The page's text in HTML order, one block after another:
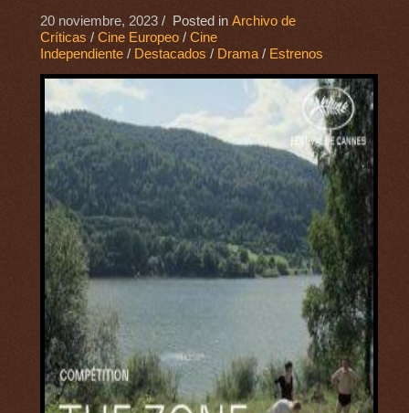
20 noviembre, 2023/ Posted in Archivo de
Críticas / Cine Europeo/ Cine
Independiente/ Destacados / Drama/ Estrenos